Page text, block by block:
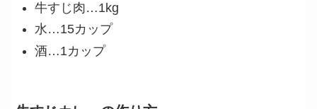
牛すじ肉…1kg
水…15カップ
酒…1カップ